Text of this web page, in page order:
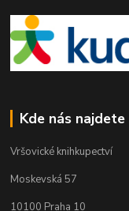
Kde nás najdete
Vršovické knihkupectví
Moskevská 57
10100 Praha 10